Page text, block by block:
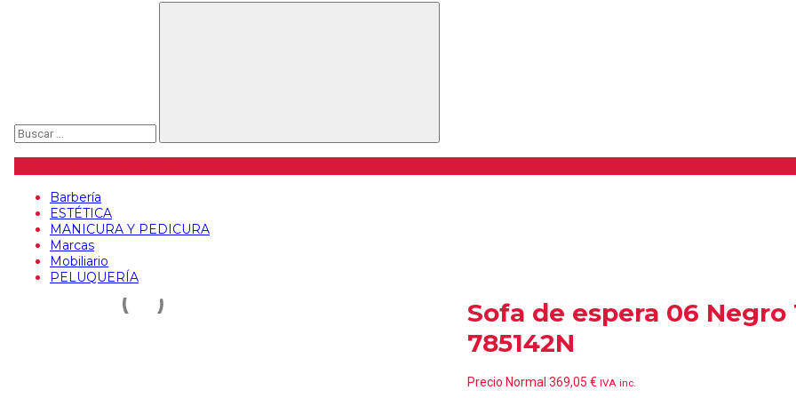
Barbería
ESTÉTICA
MANICURA Y PEDICURA
Marcas
Mobiliario
PELUQUERÍA
Sofa de espera 06 Negro
785142N
Precio Normal 369,05 € IVA inc.